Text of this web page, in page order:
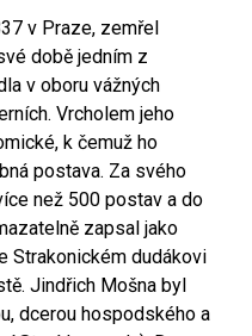
v Praze, zemřel
době jedním z
v oboru vážných
Vrcholem jeho
k čemuž ho
postava. Za svého
než 500 postav a do
zapsal jako
Strakonickém dudákovi
Jindřich Mošna byl
dcerou hospodského a